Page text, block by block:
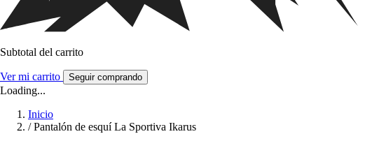
Subtotal del carrito
Ver mi carrito Seguir comprando
Loading...
Inicio
/ Pantalón de esquí La Sportiva Ikarus